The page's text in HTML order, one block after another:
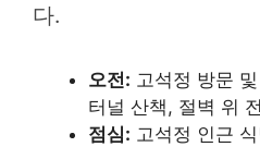
다.
오전: 고석정 방문
터널 산책, 절벽 위
점심: 고석정 인근